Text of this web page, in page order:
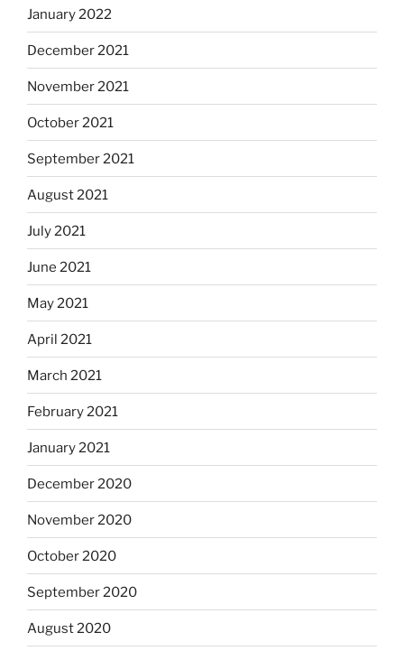
January 2022
December 2021
November 2021
October 2021
September 2021
August 2021
July 2021
June 2021
May 2021
April 2021
March 2021
February 2021
January 2021
December 2020
November 2020
October 2020
September 2020
August 2020